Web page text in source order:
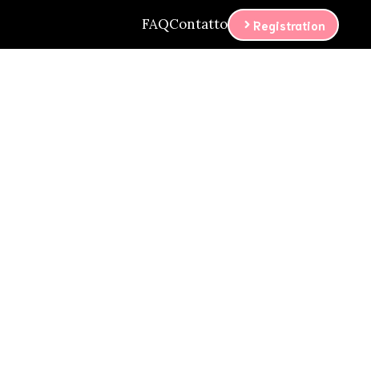
FAQContatto Registration